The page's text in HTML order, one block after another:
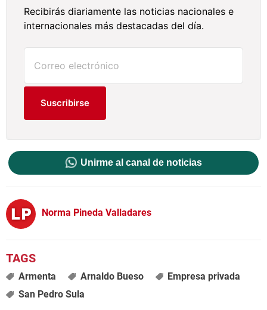
Recibirás diariamente las noticias nacionales e
internacionales más destacadas del día.
Suscribirse
Unirme al canal de noticias
Norma Pineda Valladares
Armenta Arnaldo Bueso
Empresa privada
San Pedro Sula